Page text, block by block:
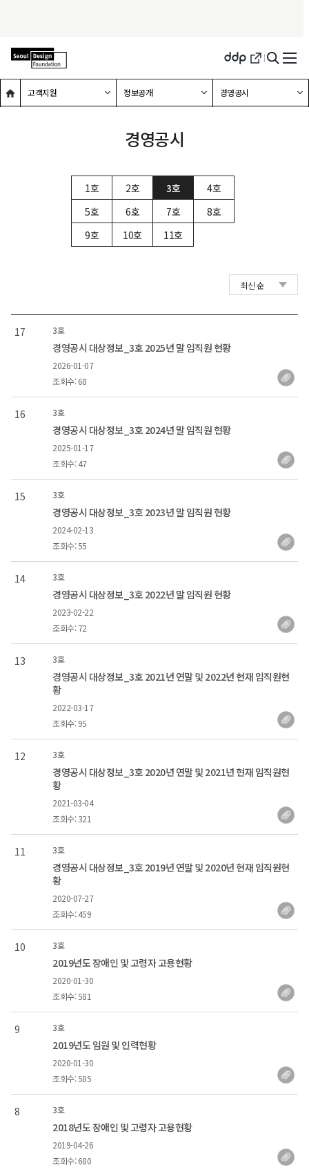
고객지원 정보공개 경영공시
경영공시
1호 2호 3호
4호
5호
6호 7호
8호
9호
10호 11호
최신 순
17 3호
경영공시 대상정보_3호 2025년 말 임직원 현황
2026-01-07
조회수: 68
16 3호
경영공시 대상정보_3호 2024년 말 임직원 현황
2025-01-17
조회수: 47
15 3호
경영공시 대상정보_3호 2023년 말 임직원 현황
2024-02-13
조회수: 55
14 3호
경영공시 대상정보_3호 2022년 말 임직원 현황
2023-02-22
조회수: 72
13 3호
경영공시 대상정보_3호 2021년 연말 및 2022년 현재 임직원현
황
2022-03-17
조회수: 95
12 3호
경영공시 대상정보_3호 2020년 연말 및 2021년 현재 임직원현
황
2021-03-04
조회수: 321
11 3호
경영공시 대상정보_3호 2019년 연말 및 2020년 현재 임직원현
황
2020-07-27
조회수: 459
10 3호
2019년도 장애인 및 고령자 고용현황
2020-01-30
조회수: 581
9 3호
2019년도 임원 및 인력현황
2020-01-30
조회수: 585
8 3호
2018년도 장애인 및 고령자 고용현황
2019-04-26
조회수: 680